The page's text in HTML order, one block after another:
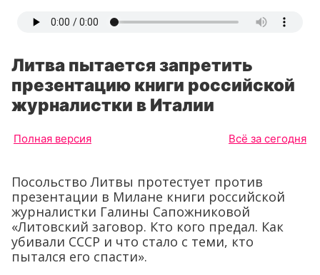
Литва пытается запретить
презентацию книги российской
журналистки в Италии
Полная версия Всё за сегодня
Посольство Литвы протестует против
презентации в Милане книги российской
журналистки Галины Сапожниковой
«Литовский заговор. Кто кого предал. Как
убивали СССР и что стало с теми, кто
пытался его спасти».